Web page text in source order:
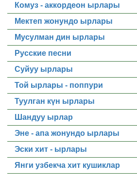
Комуз - аккордеон ырлары
Мектеп жонундо ырлары
Мусулман дин ырлары
Русские песни
Суйуу ырлары
Той ырлары - поппури
Туулган күн ырлары
Шандуу ырлар
Эне - апа жонундо ырлары
Эски хит - ырлары
Янги узбекча хит кушиклар